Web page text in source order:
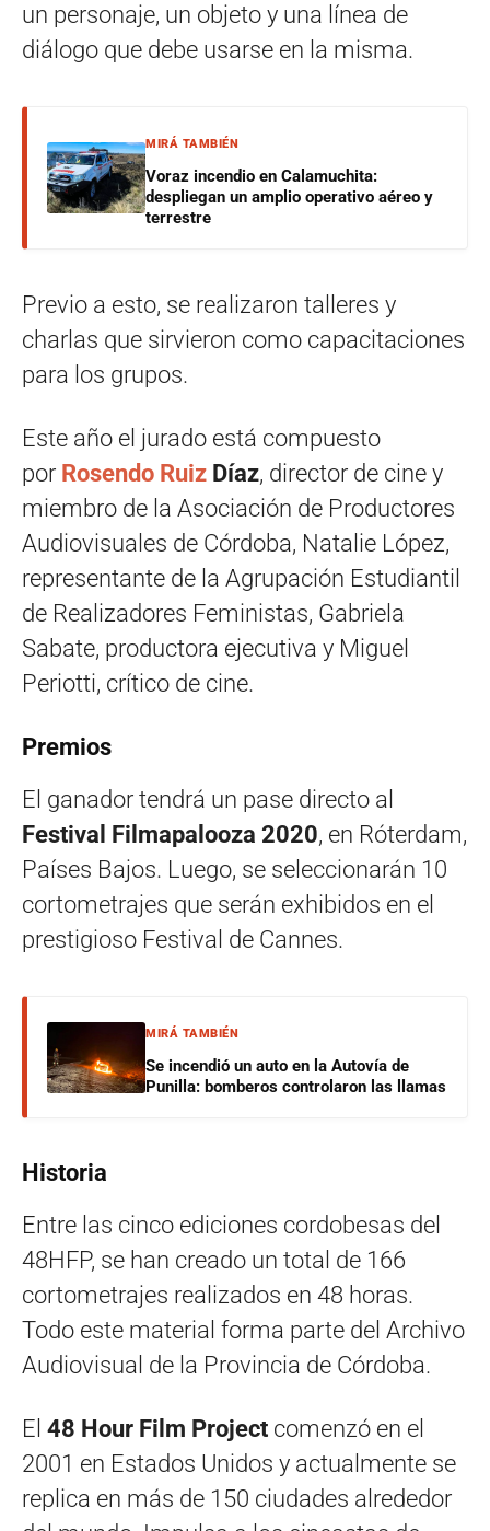
un personaje, un objeto y una línea de
diálogo que debe usarse en la misma.
MIRÁ TAMBIÉN
Voraz incendio en Calamuchita:
despliegan un amplio operativo aéreo y
terrestre
Previo a esto, se realizaron talleres y
charlas que sirvieron como capacitaciones
para los grupos.
Este año el jurado está compuesto
por Rosendo Ruiz Díaz, director de cine y
miembro de la Asociación de Productores
Audiovisuales de Córdoba, Natalie López,
representante de la Agrupación Estudiantil
de Realizadores Feministas, Gabriela
Sabate, productora ejecutiva y Miguel
Periotti, crítico de cine.
Premios
El ganador tendrá un pase directo al
Festival Filmapalooza 2020, en Róterdam,
Países Bajos. Luego, se seleccionarán 10
cortometrajes que serán exhibidos en el
prestigioso Festival de Cannes.
MIRÁ TAMBIÉN
Se incendió un auto en la Autovía de
Punilla: bomberos controlaron las llamas
Historia
Entre las cinco ediciones cordobesas del
48HFP, se han creado un total de 166
cortometrajes realizados en 48 horas.
Todo este material forma parte del Archivo
Audiovisual de la Provincia de Córdoba.
El 48 Hour Film Project comenzó en el
2001 en Estados Unidos y actualmente se
replica en más de 150 ciudades alrededor